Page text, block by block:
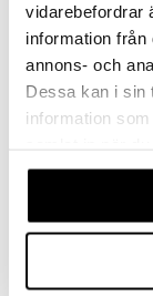
vidarebefordrar
information från
annons- och
Dessa kan i sin
information
våra cookies
GS-mix 6-pkt
Seuraa